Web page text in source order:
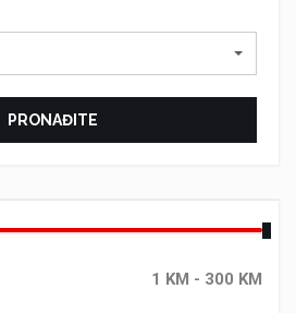
PRONAĐITE